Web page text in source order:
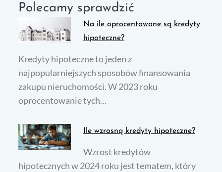
Polecamy sprawdzić
Na ile oprocentowane są kredyty
hipoteczne?
Kredyty hipoteczne to jeden z
najpopularniejszych sposobów finansowania
zakupu nieruchomości. W 2023 roku
oprocentowanie tych…
Ile wzrosną kredyty hipoteczne?
Wzrost kredytów
hipotecznych w 2024 roku jest tematem, który